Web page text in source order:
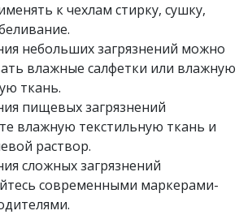
к чехлам стирку, сушку,
небольших загрязнений можно
влажные салфетки или влажную
ткань.
пищевых загрязнений
влажную текстильную ткань и
раствор.
сложных загрязнений
современными маркерами-